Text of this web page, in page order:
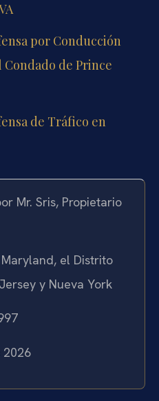
por Conducción
de Prince
de Tráfico en
Mr. Sris, Propietario
el Distrito
y Nueva York
2026